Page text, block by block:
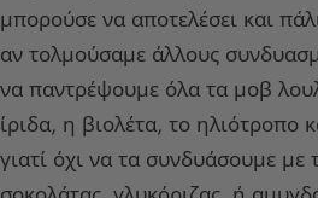
μπορούσε να αποτελέσει και
αν τολμούσαμε άλλους
να παντρέψουμε όλα τα μοβ
ίριδα, η βιολέτα, το ηλιότροπο
γιατί όχι να τα συνδυάσουμε με